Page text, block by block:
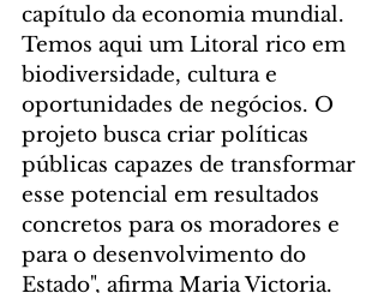
capítulo da economia mundial.
Temos aqui um Litoral rico em
biodiversidade, cultura e
oportunidades de negócios. O
projeto busca criar políticas
públicas capazes de transformar
esse potencial em resultados
concretos para os moradores e
para o desenvolvimento do
Estado", afirma Maria Victoria.